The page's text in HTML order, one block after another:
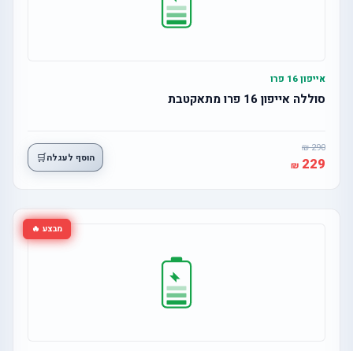
אייפון 16 פרו
סוללה אייפון 16 פרו מתאקטבת
290
229 הוסף לעגלה🛒
מבצע 🔥